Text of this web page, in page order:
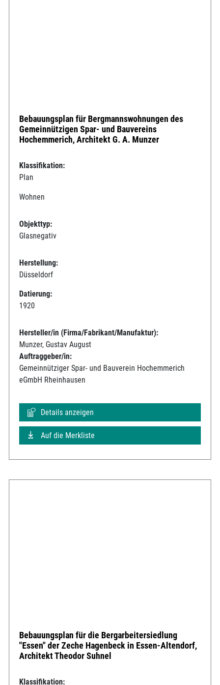
Bebauungsplan für Bergmannswohnungen des
Gemeinnützigen Spar- und Bauvereins
Hochemmerich, Architekt G. A. Munzer
Klassifikation:
Plan
Wohnen
Objekttyp:
Glasnegativ
Herstellung:
Düsseldorf
Datierung:
1920
Hersteller/in (Firma/Fabrikant/Manufaktur):
Munzer, Gustav August
Auftraggeber/in:
Gemeinnütziger Spar- und Bauverein Hochemmerich
eGmbH Rheinhausen
Details anzeigen
Auf die Merkliste
Bebauungsplan für die Bergarbeitersiedlung
"Essen" der Zeche Hagenbeck in Essen-Altendorf,
Architekt Theodor Suhnel
Klassifikation: